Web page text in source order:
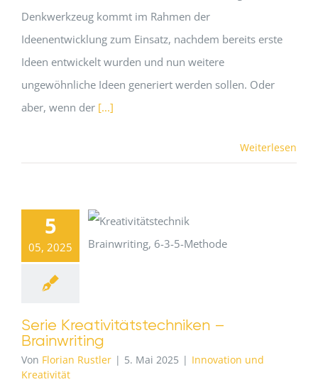
Denkwerkzeug kommt im Rahmen der
Ideenentwicklung zum Einsatz, nachdem bereits erste
Ideen entwickelt wurden und nun weitere
ungewöhnliche Ideen generiert werden sollen. Oder
aber, wenn der [...]
Weiterlesen
5
05, 2025
Serie Kreativitätstechniken –
Brainwriting
Von Florian Rustler | 5. Mai 2025 | Innovation und
Kreativität